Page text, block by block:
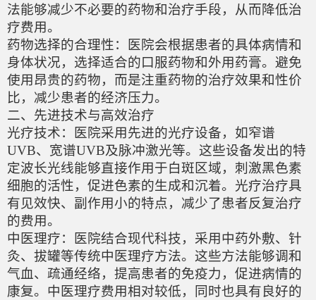
法能够减少不必要的药物和治疗手段，从而降低治
疗费用。
药物选择的合理性：医院会根据患者的具体病情和
身体状况，选择适合的口服药物和外用药膏。避免
使用昂贵的药物，而是注重药物的治疗效果和性价
比，减少患者的经济压力。
二、先进技术与高效治疗
光疗技术：医院采用先进的光疗设备，如窄谱
UVB、宽谱UVB及脉冲激光等。这些设备发出的特
定波长光线能够直接作用于白斑区域，刺激黑色素
细胞的活性，促进色素的生成和沉着。光疗治疗具
有见效快、副作用小的特点，减少了患者反复治疗
的费用。
中医理疗：医院结合现代科技，采用中药外敷、针
灸、拔罐等传统中医理疗方法。这些方法能够调和
气血、疏通经络，提高患者的免疫力，促进病情的
康复。中医理疗费用相对较低，同时也具有良好的